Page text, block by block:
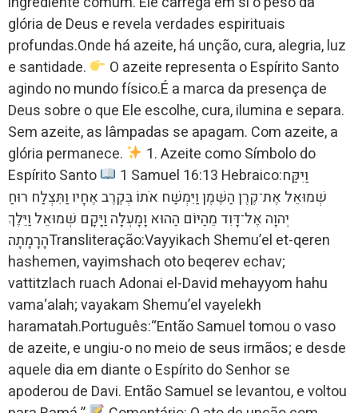
glória de Deus e revela verdades espirituais
profundas.Onde há azeite, há unção, cura, alegria, luz
e santidade.
O azeite representa o Espírito Santo
agindo no mundo físico.É a marca da presença de
Deus sobre o que Ele escolhe, cura, ilumina e separa.
Sem azeite, as lâmpadas se apagam. Com azeite, a
glória permanece.
1. Azeite como Símbolo do
Espírito Santo
1 Samuel 16:13 Hebraico:וַיִּקַּח
שְׁמוּאֵל אֶת־קֶרֶן הַשֶּׁמֶן וַיִּמְשַׁח אֹתוֹ בְּקֶרֶב אֶחָיו וַתִּצְלַח רוּחַ
יְהוָה אֶל־דָּוִד מֵהַיּוֹם הַהוּא וָמָעְלָה וַיָּקָם שְׁמוּאֵל וַיֵּלֶךְ
הָרָמָתָה׃Transliteração:Vayyikach Shemu’el et-qeren
hashemen, vayimshach oto beqerev echav;
vattitzlach ruach Adonai el-David mehayyom hahu
vama‘alah; vayakam Shemu’el vayelekh
haramatah.Português:“Então Samuel tomou o vaso
de azeite, e ungiu-o no meio de seus irmãos; e desde
aquele dia em diante o Espírito do Senhor se
apoderou de Davi. Então Samuel se levantou, e voltou